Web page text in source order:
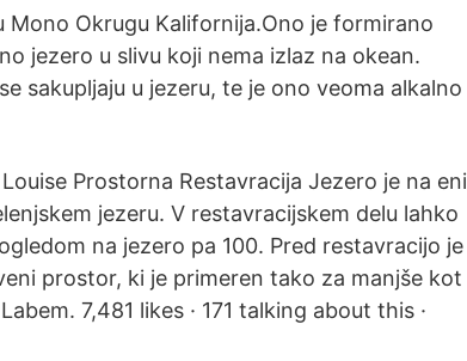
Okrugu Kalifornija.Ono je formirano
jezero u slivu koji nema izlaz na okean.
sakupljaju u jezeru, te je ono veoma alkalno
Prostorna Restavracija Jezero je na eni
jezeru. V restavracijskem delu lahko
na jezero pa 100. Pred restavracijo je
prostor, ki je primeren tako za manjše kot
7,481 likes · 171 talking about this ·